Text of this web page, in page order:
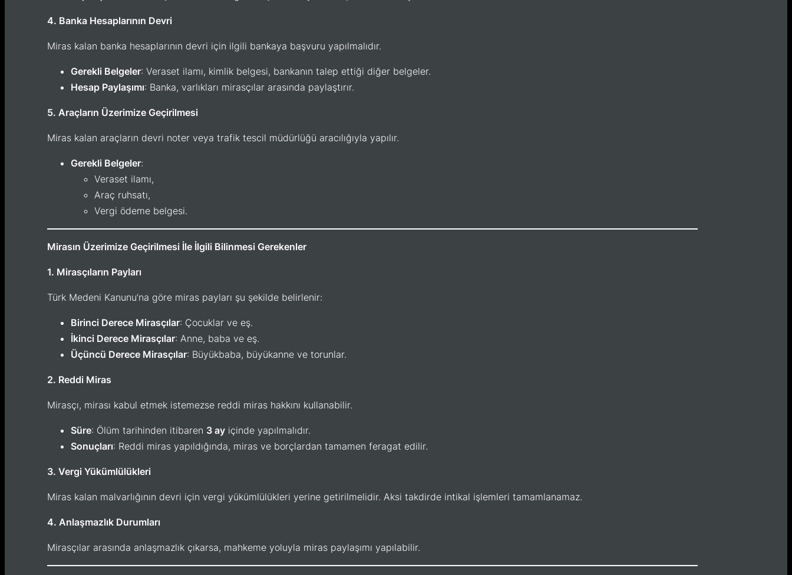
4. Banka Hesaplarının Devri
Miras kalan banka hesaplarının devri için ilgili bankaya başvuru yapılmalıdır.
Gerekli Belgeler: Veraset ilamı, kimlik belgesi, bankanın talep ettiği diğer belgeler.
Hesap Paylaşımı: Banka, varlıkları mirasçılar arasında paylaştırır.
5. Araçların Üzerimize Geçirilmesi
Miras kalan araçların devri noter veya trafik tescil müdürlüğü aracılığıyla yapılır.
Gerekli Belgeler:
Veraset ilamı,
Araç ruhsatı,
Vergi ödeme belgesi.
Mirasın Üzerimize Geçirilmesi İle İlgili Bilinmesi Gerekenler
1. Mirasçıların Payları
Türk Medeni Kanunu’na göre miras payları şu şekilde belirlenir:
Birinci Derece Mirasçılar: Çocuklar ve eş.
İkinci Derece Mirasçılar: Anne, baba ve eş.
Üçüncü Derece Mirasçılar: Büyükbaba, büyükanne ve torunlar.
2. Reddi Miras
Mirasçı, mirası kabul etmek istemezse reddi miras hakkını kullanabilir.
Süre: Ölüm tarihinden itibaren 3 ay içinde yapılmalıdır.
Sonuçları: Reddi miras yapıldığında, miras ve borçlardan tamamen feragat edilir.
3. Vergi Yükümlülükleri
Miras kalan malvarlığının devri için vergi yükümlülükleri yerine getirilmelidir. Aksi takdirde intikal işlemleri tamamlanamaz.
4. Anlaşmazlık Durumları
Mirasçılar arasında anlaşmazlık çıkarsa, mahkeme yoluyla miras paylaşımı yapılabilir.